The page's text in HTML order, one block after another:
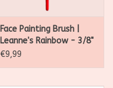
Face Painting Brush |
Leanne's Rainbow - 3/8"
Flower Brush
€9,99